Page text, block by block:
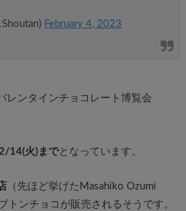
February 4, 2023
レンタインチョコレート博覧会
14(火)までとなっています。
（先ほど挙げたMasahiko Ozumi
トンチョコが販売されるそうです。